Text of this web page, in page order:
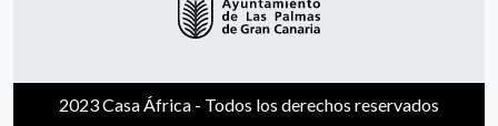
2023 Casa África - Todos los derechos reservados